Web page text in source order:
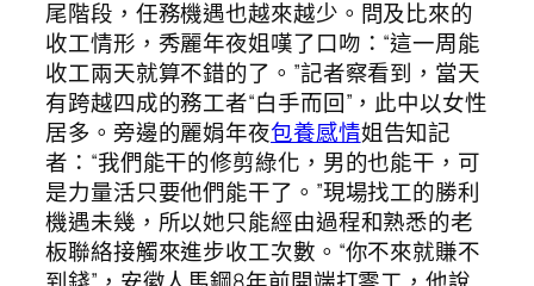
尾階段，任務機遇也越來越少。問及比來的
收工情形，秀麗年夜姐嘆了口吻：“這一周能
收工兩天就算不錯的了。”記者察看到，當天
有跨越四成的務工者“白手而回”，此中以女性
居多。旁邊的麗娟年夜包養感情姐告知記
者：“我們能干的修剪綠化，男的也能干，可
是力量活只要他們能干了。”現場找工的勝利
機遇未幾，所以她只能經由過程和熟悉的老
板聯絡接觸來進步收工次數。“你不來就賺不